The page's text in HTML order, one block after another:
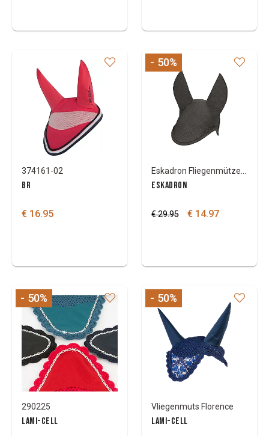
374161-02
BR
€ 16.95
ESKADRON
€ 29.95 € 14.97
- 50%
290225
LAMI-CELL
- 50%
Vliegenmuts Florence
LAMI-CELL
- 50%